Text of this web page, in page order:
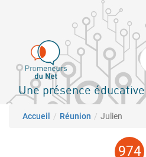
principal
Une présence
Fil d'Ariane
Accueil Réunion Julien